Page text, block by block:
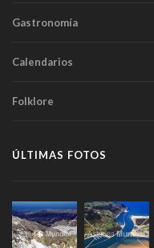
Gastronomía
Calendarios
Folklore
ÚLTIMAS FOTOS